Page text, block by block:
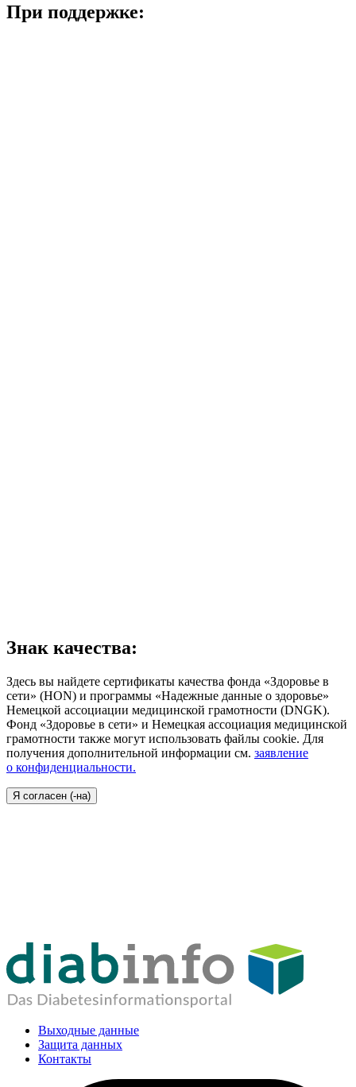
При поддержке:
Знак качества:
Здесь вы найдете сертификаты качества фонда «Здоровье в
сети» (HON) и программы «Надежные данные о здоровье»
Немецкой ассоциации медицинской грамотности (DNGK).
Фонд «Здоровье в сети» и Немецкая ассоциация медицинской
грамотности также могут использовать файлы cookie. Для
получения дополнительной информации см. заявление
о конфиденциальности.
Я согласен (-на)
Выходные данные
Защита данных
Контакты